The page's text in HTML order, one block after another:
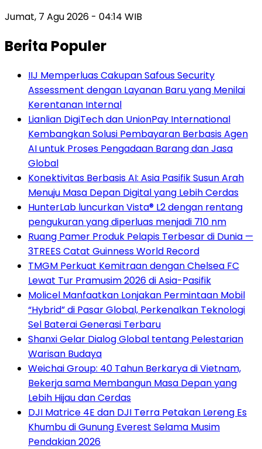
Jumat, 7 Agu 2026 - 04:14 WIB
Berita Populer
IIJ Memperluas Cakupan Safous Security
Assessment dengan Layanan Baru yang Menilai
Kerentanan Internal
Lianlian DigiTech dan UnionPay International
Kembangkan Solusi Pembayaran Berbasis Agen
AI untuk Proses Pengadaan Barang dan Jasa
Global
Konektivitas Berbasis AI: Asia Pasifik Susun Arah
Menuju Masa Depan Digital yang Lebih Cerdas
HunterLab luncurkan Vista® L2 dengan rentang
pengukuran yang diperluas menjadi 710 nm
Ruang Pamer Produk Pelapis Terbesar di Dunia —
3TREES Catat Guinness World Record
TMGM Perkuat Kemitraan dengan Chelsea FC
Lewat Tur Pramusim 2026 di Asia-Pasifik
Molicel Manfaatkan Lonjakan Permintaan Mobil
“Hybrid” di Pasar Global, Perkenalkan Teknologi
Sel Baterai Generasi Terbaru
Shanxi Gelar Dialog Global tentang Pelestarian
Warisan Budaya
Weichai Group: 40 Tahun Berkarya di Vietnam,
Bekerja sama Membangun Masa Depan yang
Lebih Hijau dan Cerdas
DJI Matrice 4E dan DJI Terra Petakan Lereng Es
Khumbu di Gunung Everest Selama Musim
Pendakian 2026